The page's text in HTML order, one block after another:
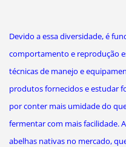
Devido a essa diversidade, é
comportamento e reprodução
técnicas de manejo e
produtos fornecidos e estudar
por conter mais umidade do
fermentar com mais facilidade.
abelhas nativas no mercado,